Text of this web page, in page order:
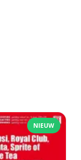
NIEUW